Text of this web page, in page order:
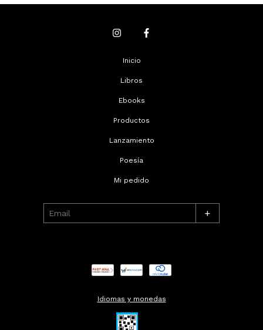
Inicio
Libros
Ebooks
Productos
Lanzamiento
Poesía
Mi pedido
+
Idiomas y monedas